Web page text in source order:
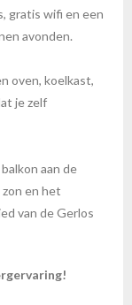
gratis wifi en een
avonden.
oven, koelkast,
je zelf
aan de
en het
van de Gerlos